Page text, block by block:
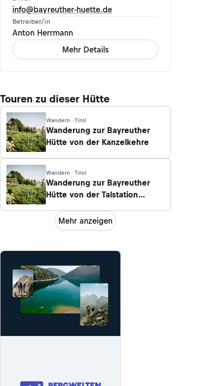
info@bayreuther-huette.de
Betreiber/in
Anton Herrmann
Mehr Details
Touren zu dieser Hütte
Wandern · Tirol
Wanderung zur Bayreuther
Hütte von der Kanzelkehre
Wandern · Tirol
Wanderung zur Bayreuther
Hütte von der Talstation
Mehr anzeigen